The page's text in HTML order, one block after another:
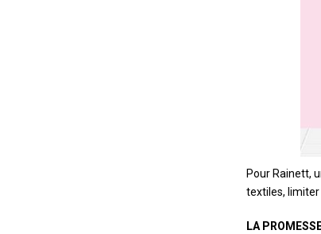
Pour Rainett,
textiles, limiter
LA